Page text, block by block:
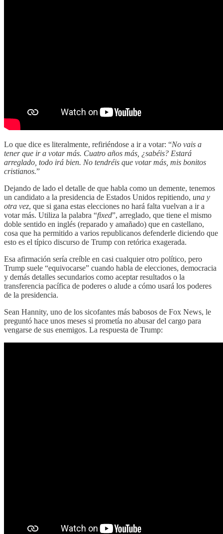
Lo que dice es literalmente, refiriéndose a ir a votar: “No vais a
tener que ir a votar más. Cuatro años más, ¿sabéis? Estará
arreglado, todo irá bien. No tendréis que votar más, mis bonitos
cristianos.”
Dejando de lado el detalle de que habla como un demente, tenemos
un candidato a la presidencia de Estados Unidos repitiendo, una y
otra vez, que si gana estas elecciones no hará falta vuelvan a ir a
votar más. Utiliza la palabra “fixed”, arreglado, que tiene el mismo
doble sentido en inglés (reparado y amañado) que en castellano,
cosa que ha permitido a varios republicanos defenderle diciendo que
esto es el típico discurso de Trump con retórica exagerada.
Esa afirmación sería creíble en casi cualquier otro político, pero
Trump suele “equivocarse” cuando habla de elecciones, democracia
y demás detalles secundarios como aceptar resultados o la
transferencia pacífica de poderes o alude a cómo usará los poderes
de la presidencia.
Sean Hannity, uno de los sicofantes más babosos de Fox News, le
preguntó hace unos meses si prometía no abusar del cargo para
vengarse de sus enemigos. La respuesta de Trump: